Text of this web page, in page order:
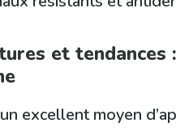
et tendances
excellent moyen